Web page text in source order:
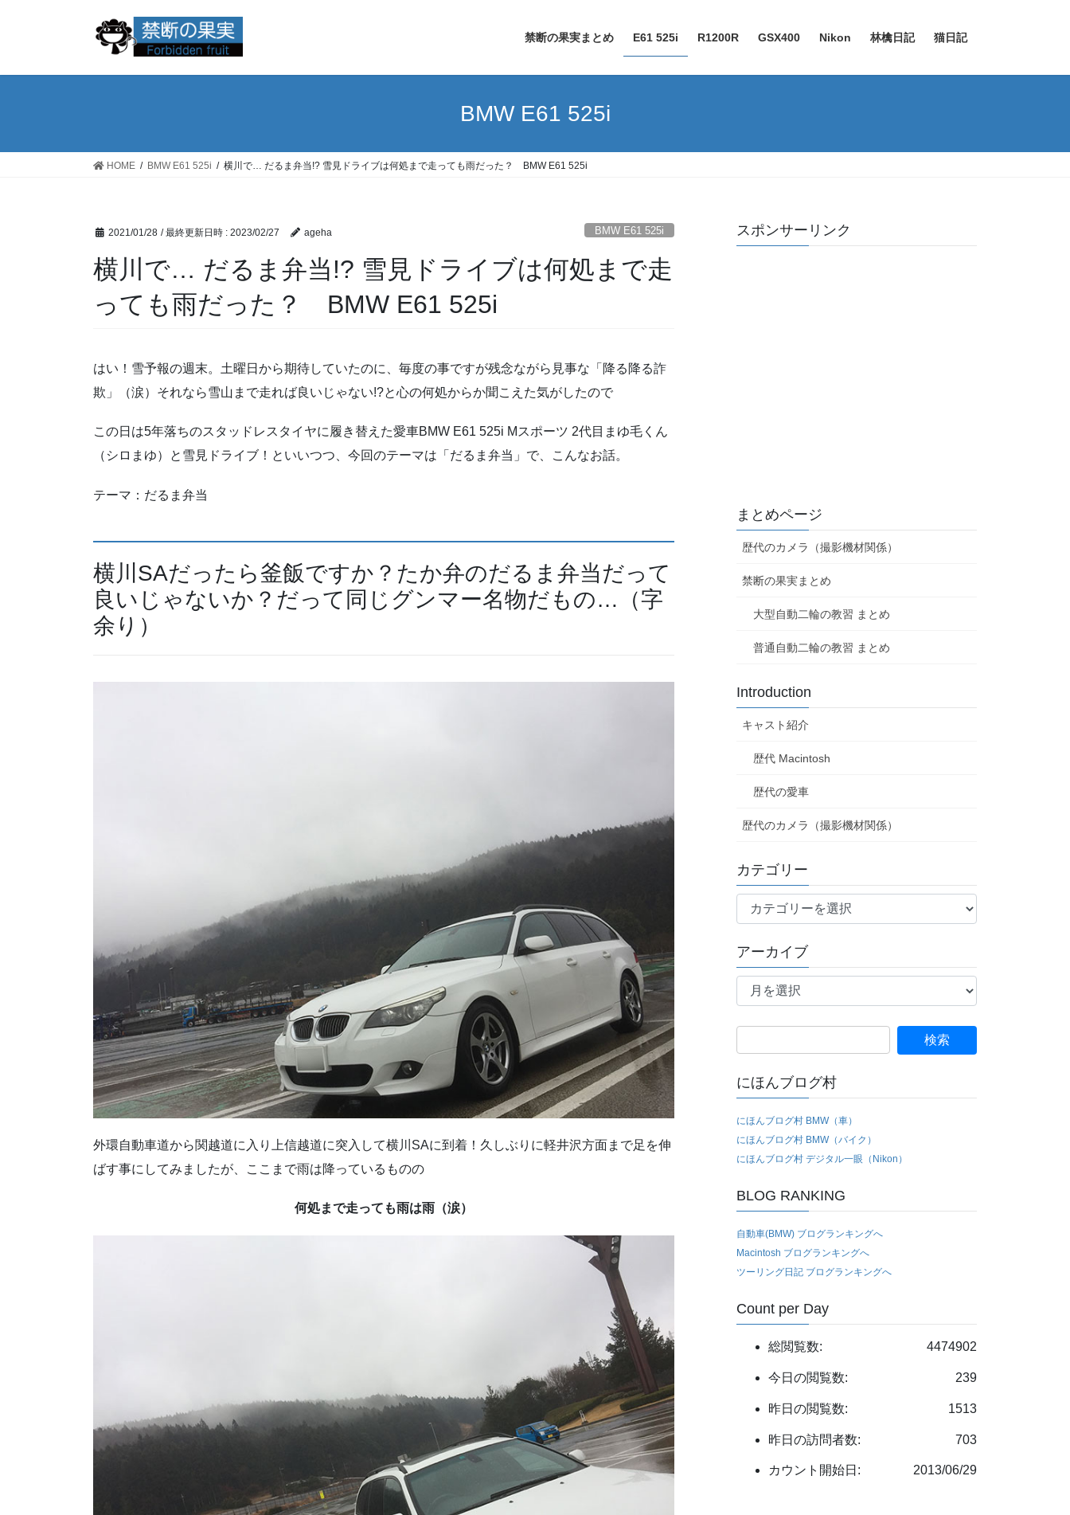
禁断の果実まとめ E61 525i R1200R GSX400 Nikon 林檎日記 猫日記
BMW E61 525i
HOME BMW E61 525i 横川で… だるま弁当!? 雪見ドライブは何処まで走っても雨だった？ BMW E61 525i
2021/01/28 / 最終更新日時 : 2023/02/27 ageha BMW E61 525i
横川で… だるま弁当!? 雪見ドライブは何処まで走
っても雨だった？ BMW E61 525i
はい！雪予報の週末。土曜日から期待していたのに、毎度の事ですが残念ながら見事な「降る降る詐
欺」（涙）それなら雪山まで走れば良いじゃない!?と心の何処からか聞こえた気がしたので
この日は5年落ちのスタッドレスタイヤに履き替えた愛車BMW E61 525i Mスポーツ 2代目まゆ毛くん
（シロまゆ）と雪見ドライブ！といいつつ、今回のテーマは「だるま弁当」で、こんなお話。
テーマ：だるま弁当
横川SAだったら釜飯ですか？たか弁のだるま弁当だって
良いじゃないか？だって同じグンマー名物だもの…（字
余り）
外環自動車道から関越道に入り上信越道に突入して横川SAに到着！久しぶりに軽井沢方面まで足を伸
ばす事にしてみましたが、ここまで雨は降っているものの
何処まで走っても雨は雨（涙）
スポンサーリンク
まとめページ
歴代のカメラ（撮影機材関係）
禁断の果実まとめ
大型自動二輪の教習 まとめ
普通自動二輪の教習 まとめ
Introduction
キャスト紹介
歴代 Macintosh
歴代の愛車
歴代のカメラ（撮影機材関係）
カテゴリー
テ
リ
ー
アーカイブ
ア
ブ
索:
にほんブログ村
にほんブログ村 BMW（車）
にほんブログ村 BMW（バイク）
にほんブログ村 デジタル一眼（Nikon）
BLOG RANKING
自動車(BMW) ブログランキングへ
Macintosh ブログランキングへ
ツーリング日記 ブログランキングへ
Count per Day
4474902
総閲覧数:
239
今日の閲覧数:
1513
昨日の閲覧数:
703
昨日の訪問者数:
2013/06/29
カウント開始日: